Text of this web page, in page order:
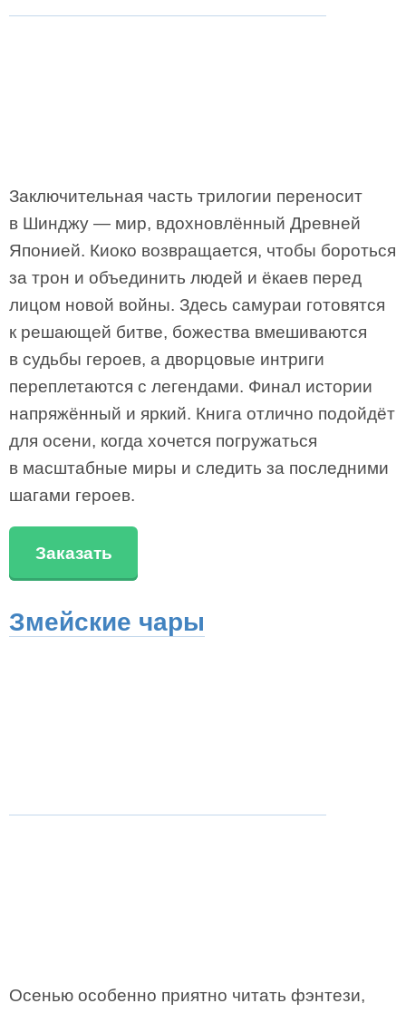
Заключительная часть трилогии переносит
в Шинджу — мир, вдохновлённый Древней
Японией. Киоко возвращается, чтобы бороться
за трон и объединить людей и ёкаев перед
лицом новой войны. Здесь самураи готовятся
к решающей битве, божества вмешиваются
в судьбы героев, а дворцовые интриги
переплетаются с легендами. Финал истории
напряжённый и яркий. Книга отлично подойдёт
для осени, когда хочется погружаться
в масштабные миры и следить за последними
шагами героев.
Заказать
Змейские чары
Осенью особенно приятно читать фэнтези,